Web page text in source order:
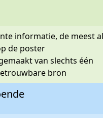
informatie, de meest
de poster
van slechts één
bron